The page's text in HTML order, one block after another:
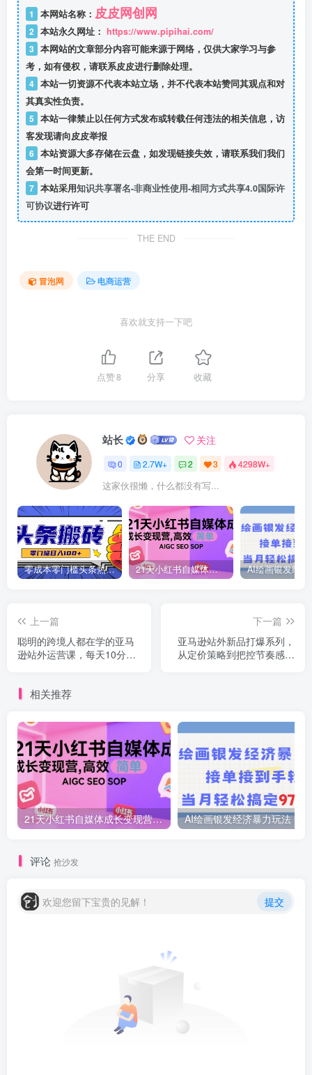
1 本网站名称： 皮皮网创网
2 本站永久网址： https://www.pipihai.com/
3 本网站的文章部分内容可能来源于网络，仅供大家学习与参
考，如有侵权，请联系皮皮进行删除处理。
4 本站一切资源不代表本站立场，并不代表本站赞同其观点和对
其真实性负责。
5 本站一律禁止以任何方式发布或转载任何违法的相关信息，访
客发现请向皮皮举报
6 本站资源大多存储在云盘，如发现链接失效，请联系我们我们
会第一时间更新。
7 本站采用知识共享署名-非商业性使用-相同方式共享4.0国际许
可协议进行许可
THE END
冒泡网 电商运营
喜欢就支持一下吧
点赞8 分享 收藏
站长 关注
0 2.7W+ 2 3 4298W+
这家伙很懒，什么都没有写...
零成本零门槛头条热点搬运术，零门槛日入100+，工具+教程全部附上 21天小红书自媒体成长变现营，高效 简单 AIGC SEO SOP
上一篇
聪明的跨境人都在学的亚马
逊站外运营课，每天10分
下一篇
亚马逊站外新品打爆系列，
从定价策略到把控节奏感，
相关推荐
21天小红书自媒体成长变现营，高效 简单 AIGC SEO SOP
评论 抢沙发
欢迎您留下宝贵的见解！ 提交